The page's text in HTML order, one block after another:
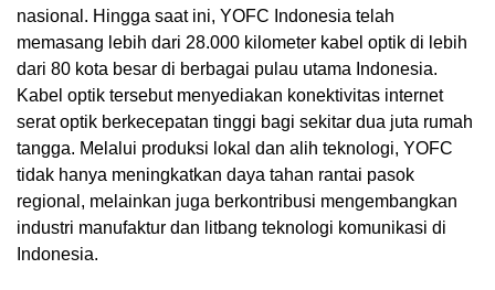
nasional. Hingga saat ini, YOFC Indonesia telah
memasang lebih dari 28.000 kilometer kabel optik di lebih
dari 80 kota besar di berbagai pulau utama Indonesia.
Kabel optik tersebut menyediakan konektivitas internet
serat optik berkecepatan tinggi bagi sekitar dua juta rumah
tangga. Melalui produksi lokal dan alih teknologi, YOFC
tidak hanya meningkatkan daya tahan rantai pasok
regional, melainkan juga berkontribusi mengembangkan
industri manufaktur dan litbang teknologi komunikasi di
Indonesia.